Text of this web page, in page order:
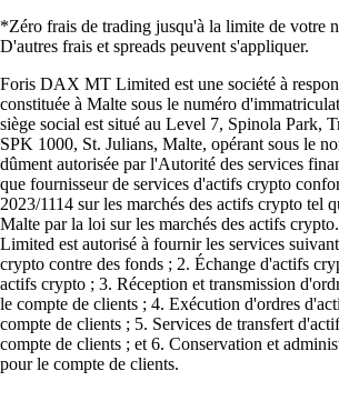
*Zéro frais de trading jusqu'à la limite de votre
D'autres frais et spreads peuvent s'appliquer.
Foris DAX MT Limited est une société à
constituée à Malte sous le numéro
siège social est situé au Level 7, Spinola Park,
SPK 1000, St. Julians, Malte, opérant sous le
dûment autorisée par l'Autorité des services
que fournisseur de services d'actifs crypto
2023/1114 sur les marchés des actifs crypto tel
Malte par la loi sur les marchés des actifs
Limited est autorisé à fournir les services
crypto contre des fonds ; 2. Échange d'actifs
actifs crypto ; 3. Réception et transmission
le compte de clients ; 4. Exécution d'ordres
compte de clients ; 5. Services de transfert
compte de clients ; et 6. Conservation et
pour le compte de clients.